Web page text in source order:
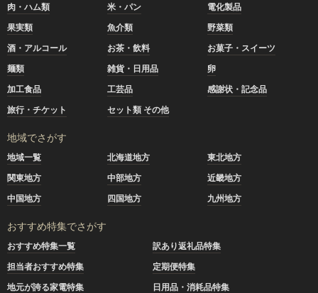
肉・ハム類 米・パン
電化製品
果実類
魚介類
野菜類
酒・アルコール
お茶・飲料
お菓子・スイーツ
麺類
雑貨・日用品
卵
加工食品
工芸品
感謝状・記念品
旅行・チケット
セット類 その他
地域でさがす
地域一覧 北海道地方
東北地方
関東地方
中部地方
近畿地方
中国地方
四国地方 九州地方
おすすめ特集でさがす
おすすめ特集一覧
訳あり返礼品特集
担当者おすすめ特集
定期便特集
地元が誇る家電特集
日用品・消耗品特集